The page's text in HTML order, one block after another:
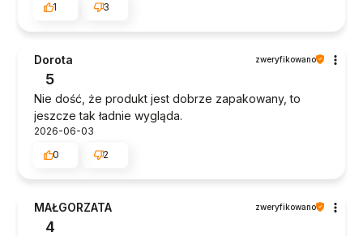
1
3
Dorota zweryfikowano
5
Nie dość, że produkt jest dobrze zapakowany, to
jeszcze tak ładnie wygląda.
2026-06-03
0
2
MAŁGORZATA zweryfikowano
4